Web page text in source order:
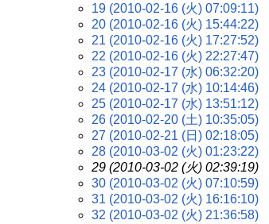
19 (2010-02-16 (火) 07:09:11)
20 (2010-02-16 (火) 15:44:22)
21 (2010-02-16 (火) 17:27:52)
22 (2010-02-16 (火) 22:27:47)
23 (2010-02-17 (水) 06:32:20)
24 (2010-02-17 (水) 10:14:46)
25 (2010-02-17 (水) 13:51:12)
26 (2010-02-20 (土) 10:35:05)
27 (2010-02-21 (日) 02:18:05)
28 (2010-03-02 (火) 01:23:22)
29 (2010-03-02 (火) 02:39:19)
30 (2010-03-02 (火) 07:10:59)
31 (2010-03-02 (火) 16:16:10)
32 (2010-03-02 (火) 21:36:58)